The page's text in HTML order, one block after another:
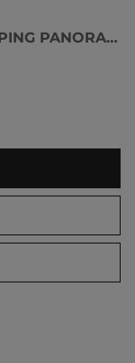
CAMPING PANORAMA